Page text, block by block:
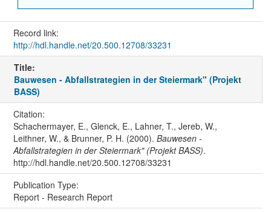
Record link:
http://hdl.handle.net/20.500.12708/33231
Title:
Bauwesen - Abfallstrategien in der Steiermark" (Projekt
BASS)
Citation:
Schachermayer, E., Glenck, E., Lahner, T., Jereb, W.,
Leithner, W., & Brunner, P. H. (2000). Bauwesen -
Abfallstrategien in der Steiermark" (Projekt BASS).
http://hdl.handle.net/20.500.12708/33231
Publication Type:
Report - Research Report